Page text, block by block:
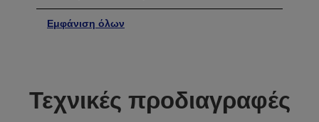
Εμφάνιση όλων
Τεχνικές προδιαγραφές